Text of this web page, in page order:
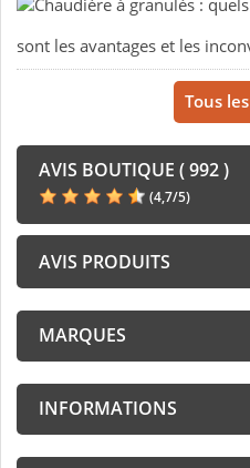
sont les avantages et les
Tous
AVIS BOUTIQUE ( 992 )
(4,7/5)
AVIS PRODUITS
MARQUES
INFORMATIONS